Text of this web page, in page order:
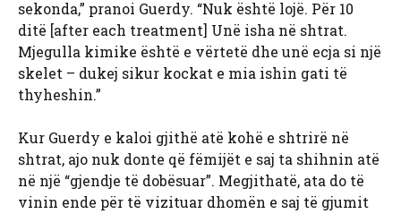
sekonda,” pranoi Guerdy. “Nuk është lojë. Për 10
ditë [after each treatment] Unë isha në shtrat.
Mjegulla kimike është e vërtetë dhe unë ecja si një
skelet – dukej sikur kockat e mia ishin gati të
thyheshin.”
Kur Guerdy e kaloi gjithë atë kohë e shtrirë në
shtrat, ajo nuk donte që fëmijët e saj ta shihnin atë
në një “gjendje të dobësuar”. Megjithatë, ata do të
vinin ende për të vizituar dhomën e saj të gjumit